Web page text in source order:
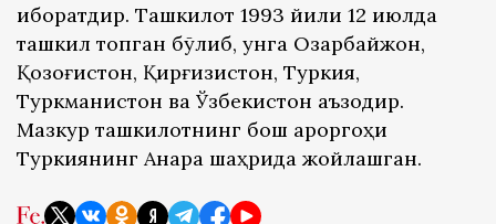
иборатдир. Ташкилот 1993 йили 12 июлда
ташкил топган бўлиб, унга Озарбайжон,
Қозоғистон, Қирғизистон, Туркия,
Туркманистон ва Ўзбекистон аъзодир.
Мазкур ташкилотнинг бош қароргоҳи
Туркиянинг Анқара шаҳрида жойлашган.